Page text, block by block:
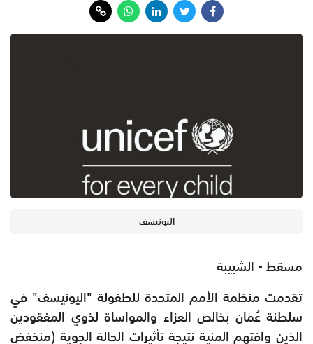
اليونيسف
مسقط - الشبيبة
تقدمت منظمة الأمم المتحدة للطفولة "اليونيسف" في
سلطنة عُمان بخالص العزاء والمواساة لذوي المفقودين
الذين وافتهم المنية نتيجة تأثيرات الحالة الجوية (منخفض